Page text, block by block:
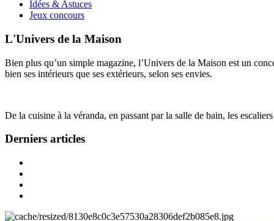
Idées & Astuces
Jeux concours
L'Univers de la Maison
Bien plus qu’un simple magazine, l’Univers de la Maison est un
bien ses intérieurs que ses extérieurs, selon ses envies.
De la cuisine à la véranda, en passant par la salle de bain, les
Derniers articles